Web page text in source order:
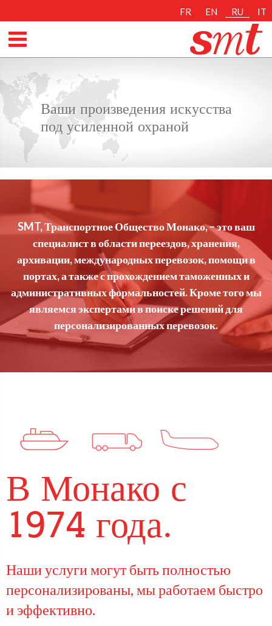
FR EN RU IT
Ваши произведения искусства
под усиленной охраной
SMT, Транспортное Общество Монако, – это ваш
специалист в области переездов, хранения,
архивации, международных перевозок, помощи в
портах, а также с прохождением таможенных и
административных формальностей. Кроме того мы
являемся экспертами в поиске решений для
персонализированных перевозок.
В Монако с
1974 года.
Наши услуги могут быть полностью
персонализированы, мы работаем быстро
и эффективно.